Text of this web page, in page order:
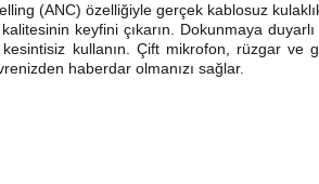
(ANC) özelliğiyle gerçek kablosuz
keyfini çıkarın. Dokunmaya
kullanın. Çift mikrofon, rüzgar
haberdar olmanızı sağlar.